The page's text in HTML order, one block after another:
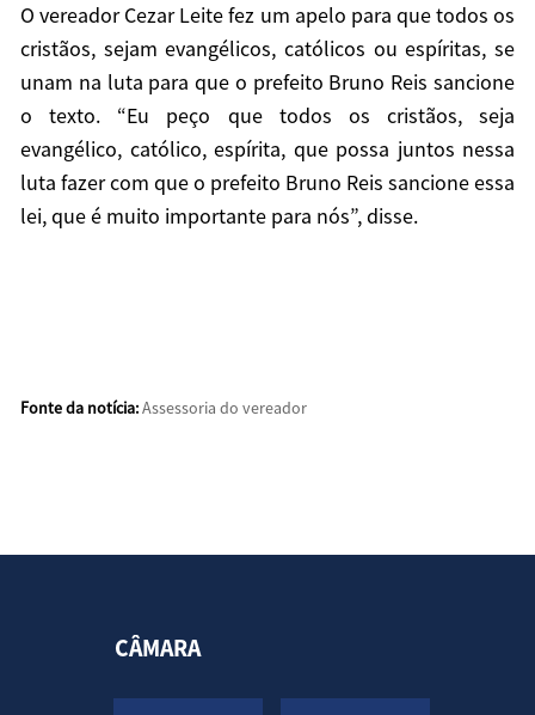
O vereador Cezar Leite fez um apelo para que todos os
cristãos, sejam evangélicos, católicos ou espíritas, se
unam na luta para que o prefeito Bruno Reis sancione
o texto. “Eu peço que todos os cristãos, seja
evangélico, católico, espírita, que possa juntos nessa
luta fazer com que o prefeito Bruno Reis sancione essa
lei, que é muito importante para nós”, disse.
Fonte da notícia:Assessoria do vereador
CÂMARA